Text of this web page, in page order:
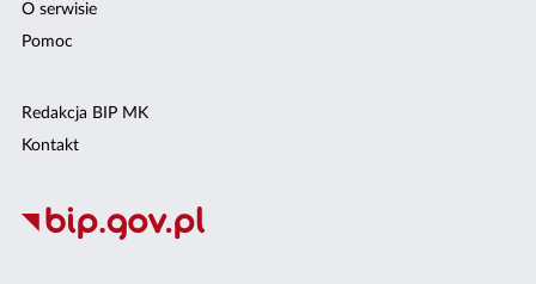
O serwisie
Pomoc
Redakcja BIP MK
Kontakt